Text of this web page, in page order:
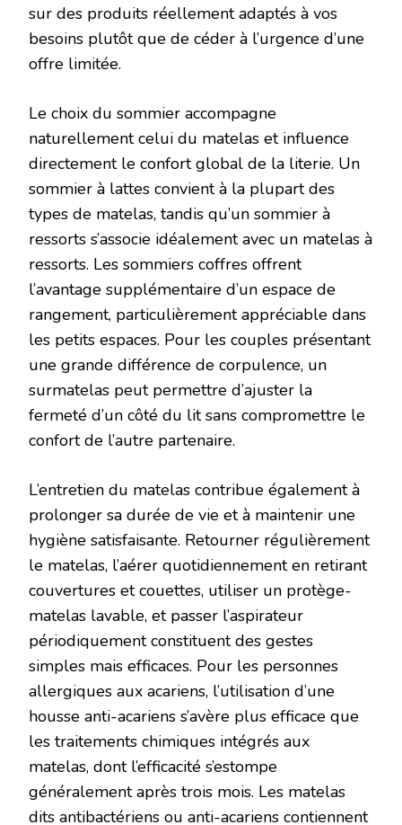
sur des produits réellement adaptés à vos
besoins plutôt que de céder à l’urgence d’une
offre limitée.
Le choix du sommier accompagne
naturellement celui du matelas et influence
directement le confort global de la literie. Un
sommier à lattes convient à la plupart des
types de matelas, tandis qu’un sommier à
ressorts s’associe idéalement avec un matelas à
ressorts. Les sommiers coffres offrent
l’avantage supplémentaire d’un espace de
rangement, particulièrement appréciable dans
les petits espaces. Pour les couples présentant
une grande différence de corpulence, un
surmatelas peut permettre d’ajuster la
fermeté d’un côté du lit sans compromettre le
confort de l’autre partenaire.
L’entretien du matelas contribue également à
prolonger sa durée de vie et à maintenir une
hygiène satisfaisante. Retourner régulièrement
le matelas, l’aérer quotidiennement en retirant
couvertures et couettes, utiliser un protège-
matelas lavable, et passer l’aspirateur
périodiquement constituent des gestes
simples mais efficaces. Pour les personnes
allergiques aux acariens, l’utilisation d’une
housse anti-acariens s’avère plus efficace que
les traitements chimiques intégrés aux
matelas, dont l’efficacité s’estompe
généralement après trois mois. Les matelas
dits antibactériens ou anti-acariens contiennent